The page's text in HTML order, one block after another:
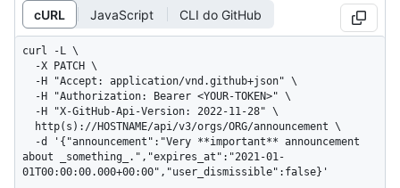
cURL JavaScript CLI do GitHub
curl -L \
about _something_.","expires_at":"2021-01-
01T00:00:00.000+00:00","user_dismissible":false}'